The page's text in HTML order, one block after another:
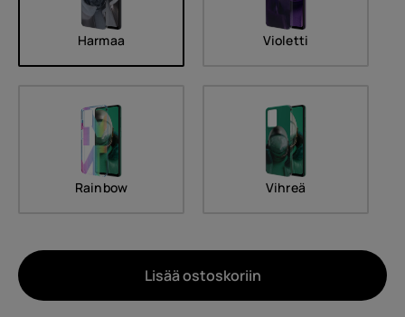
Harmaa Violetti
Rainbow Vihreä
Lisää ostoskoriin